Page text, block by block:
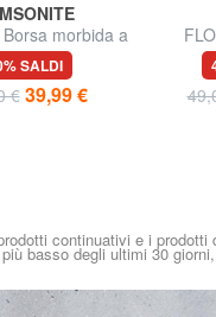
morbida a
SALDI
€ 39,99 €
continuativi e i prodotti
basso degli ultimi 30